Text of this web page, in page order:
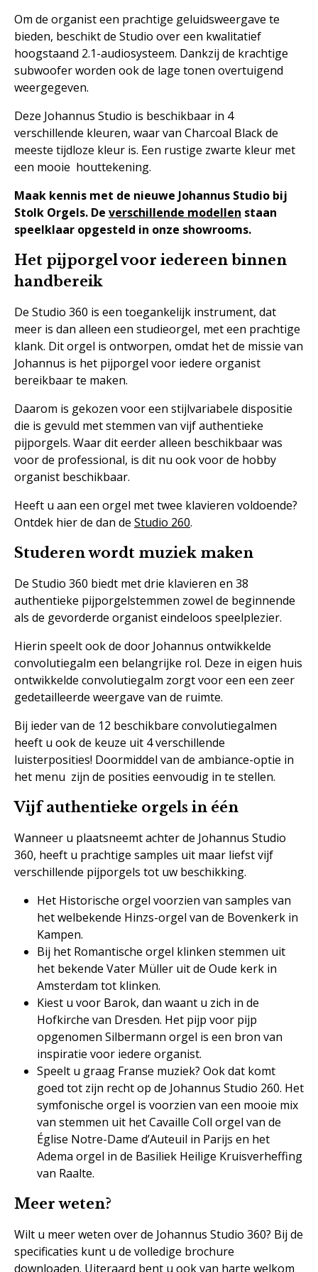
Om de organist een prachtige geluidsweergave te
bieden, beschikt de Studio over een kwalitatief
hoogstaand 2.1-audiosysteem. Dankzij de krachtige
subwoofer worden ook de lage tonen overtuigend
weergegeven.
Deze Johannus Studio is beschikbaar in 4
verschillende kleuren, waar van Charcoal Black de
meeste tijdloze kleur is. Een rustige zwarte kleur met
een mooie houttekening.
Maak kennis met de nieuwe Johannus Studio bij
Stolk Orgels. De verschillende modellen staan
speelklaar opgesteld in onze showrooms.
Het pijporgel voor iedereen binnen
handbereik
De Studio 360 is een toegankelijk instrument, dat
meer is dan alleen een studieorgel, met een prachtige
klank. Dit orgel is ontworpen, omdat het de missie van
Johannus is het pijporgel voor iedere organist
bereikbaar te maken.
Daarom is gekozen voor een stijlvariabele dispositie
die is gevuld met stemmen van vijf authentieke
pijporgels. Waar dit eerder alleen beschikbaar was
voor de professional, is dit nu ook voor de hobby
organist beschikbaar.
Heeft u aan een orgel met twee klavieren voldoende?
Ontdek hier de dan de Studio 260.
Studeren wordt muziek maken
De Studio 360 biedt met drie klavieren en 38
authentieke pijporgelstemmen zowel de beginnende
als de gevorderde organist eindeloos speelplezier.
Hierin speelt ook de door Johannus ontwikkelde
convolutiegalm een belangrijke rol. Deze in eigen huis
ontwikkelde convolutiegalm zorgt voor een een zeer
gedetailleerde weergave van de ruimte.
Bij ieder van de 12 beschikbare convolutiegalmen
heeft u ook de keuze uit 4 verschillende
luisterposities! Doormiddel van de ambiance-optie in
het menu zijn de posities eenvoudig in te stellen.
Vijf authentieke orgels in één
Wanneer u plaatsneemt achter de Johannus Studio
360, heeft u prachtige samples uit maar liefst vijf
verschillende pijporgels tot uw beschikking.
Het Historische orgel voorzien van samples van
het welbekende Hinzs-orgel van de Bovenkerk in
Kampen.
Bij het Romantische orgel klinken stemmen uit
het bekende Vater Müller uit de Oude kerk in
Amsterdam tot klinken.
Kiest u voor Barok, dan waant u zich in de
Hofkirche van Dresden. Het pijp voor pijp
opgenomen Silbermann orgel is een bron van
inspiratie voor iedere organist.
Speelt u graag Franse muziek? Ook dat komt
goed tot zijn recht op de Johannus Studio 260. Het
symfonische orgel is voorzien van een mooie mix
van stemmen uit het Cavaille Coll orgel van de
Église Notre-Dame d’Auteuil in Parijs en het
Adema orgel in de Basiliek Heilige Kruisverheffing
van Raalte.
Meer weten?
Wilt u meer weten over de Johannus Studio 360? Bij de
specificaties kunt u de volledige brochure
downloaden. Uiteraard bent u ook van harte welkom